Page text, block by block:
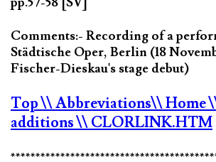
Comments:- Recording of a
Städtische Oper, Berlin (18
Fischer-Dieskau's stage debut)
Top\\ Abbreviations\\ Home
additions\\ CLORLINK.HTM